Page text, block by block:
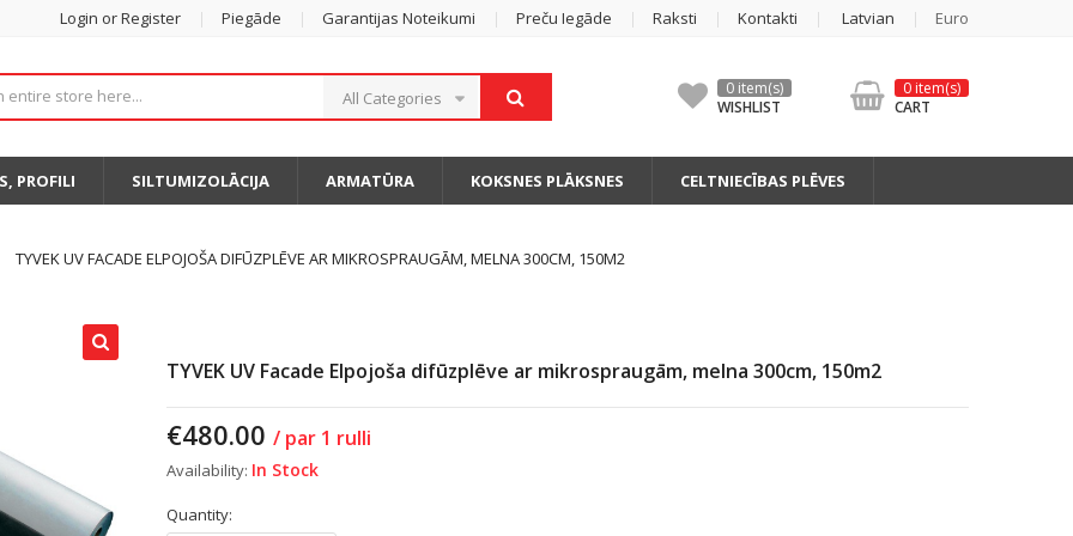
Login or Register Piegāde Garantijas Noteikumi Preču Iegāde Raksti Kontakti Latvian Euro
All Categories
0 item(s)
WISHLIST
0 item(s)
CART
PROFILI SILTUMIZOLĀCIJA ARMATŪRA KOKSNES PLĀKSNES CELTNIECĪBAS PLĒVES
TYVEK UV FACADE ELPOJOŠA DIFŪZPLĒVE AR MIKROSPRAUGĀM, MELNA 300CM, 150M2
TYVEK UV Facade Elpojoša difūzplēve ar mikrospraugām, melna 300cm, 150m2
€480.00 / par 1 rulli
Availability: In Stock
Quantity: